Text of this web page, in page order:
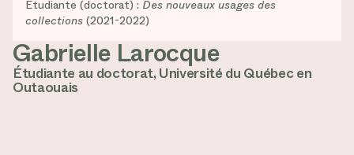
Étudiante (doctorat) : Des nouveaux usages des
collections (2021-2022)
Gabrielle Larocque
Étudiante au doctorat, Université du Québec en
Outaouais